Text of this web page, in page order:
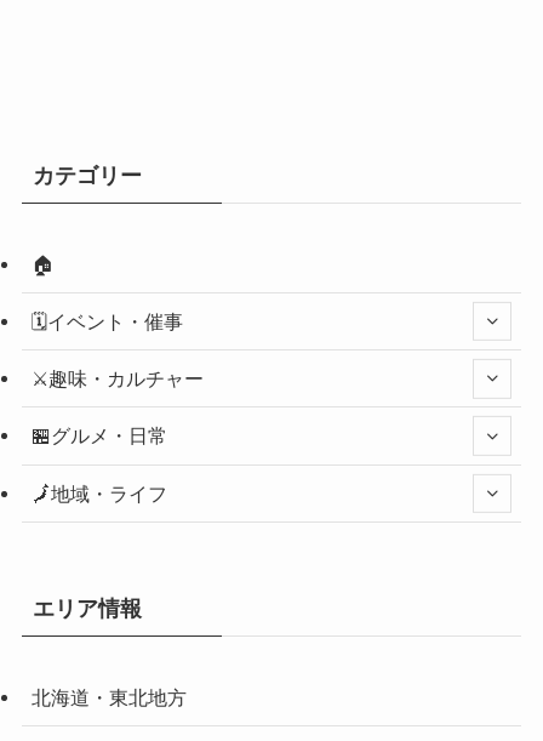
カテゴリー
🏠
🗓️イベント・催事
⚔️趣味・カルチャー
🏪グルメ・日常
🗾地域・ライフ
エリア情報
北海道・東北地方